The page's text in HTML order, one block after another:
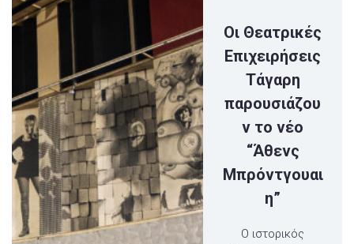
Οι Θεατρικές
Επιχειρήσεις
Τάγαρη
παρουσιάζου
ν το νέο
“Άθενς
Μπρόντγουαι
η”
Ο ιστορικός